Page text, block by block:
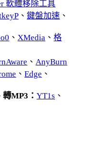
軟體移除工具
、鍵盤加速 、
、 XMedia 、格
、 AnyBurn
、Edge 、
轉MP3：YT1s 、